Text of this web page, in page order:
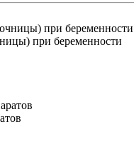
при беременности